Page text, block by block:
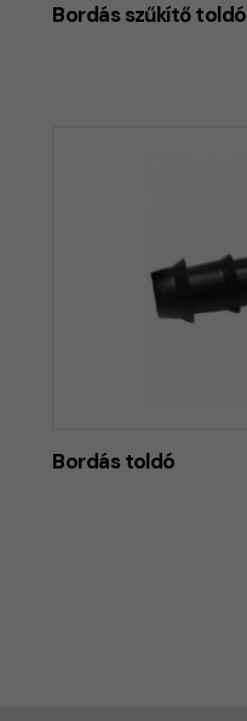
Bordás szűkítő toldó
Bordás toldó